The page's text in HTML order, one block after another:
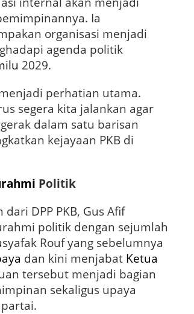
Ia
organisasi menjadi
agenda politik
2029.
perhatian utama.
segera kita jalankan agar
dalam satu barisan
kejayaan PKB di
Politik
DPP PKB, Gus Afif
politik dengan sejumlah
Rouf yang sebelumnya
dan kini menjabat Ketua
tersebut menjadi bagian
sekaligus upaya